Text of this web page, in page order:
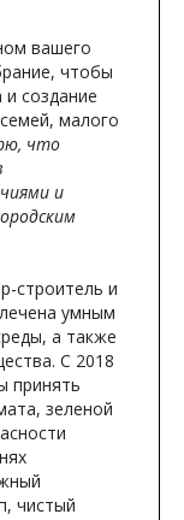
вашего
чтобы
создание
малого
что
и
строитель и
умным
а также
С 2018
принять
зеленой
чистый